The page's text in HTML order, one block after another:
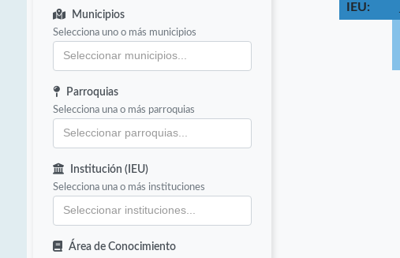
Municipios
Selecciona uno o más municipios
Parroquias
Selecciona una o más parroquias
Institución (IEU)
Selecciona una o más instituciones
Área de Conocimiento
IEU: